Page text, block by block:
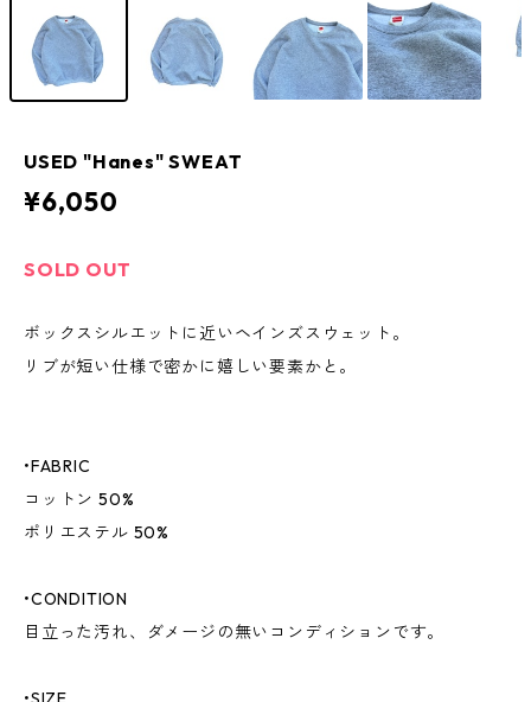
USED "Hanes" SWEAT
¥6,050
SOLD OUT
ボックスシルエットに近いヘインズスウェット。
リブが短い仕様で密かに嬉しい要素かと。
•FABRIC
コットン 50%
ポリエステル 50%
•CONDITION
目立った汚れ、ダメージの無いコンディションです。